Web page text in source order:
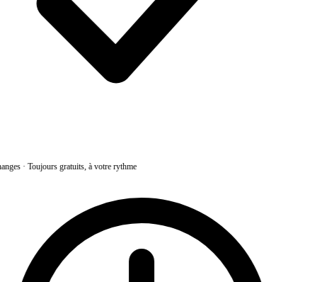
· Toujours gratuits, à votre rythme